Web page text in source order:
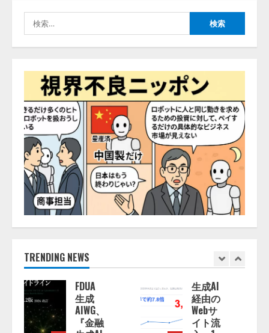
索:
TRENDING NEWS
生成AI
経由の
Webサ
イト流
「イベ
ント登
録はAI
との対